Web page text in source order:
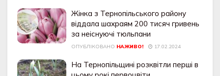
Жінка з Тернопільського району
віддала шахраям 200 тисяч гривень
за неіснуючі тюльпани
ОПУБЛІКОВАНО НАЖИВО! 17.02.2024
На Тернопільщині розквітли перші в